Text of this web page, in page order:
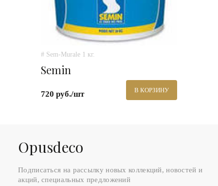
# Sem-Murale 1 кг.
Semin
720 руб./шт В КОРЗИНУ
Оpusdeco
Подписаться на рассылку новых коллекций, новостей и
акций, специальных предложений